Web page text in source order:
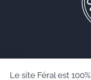
Le site Féral est 100%